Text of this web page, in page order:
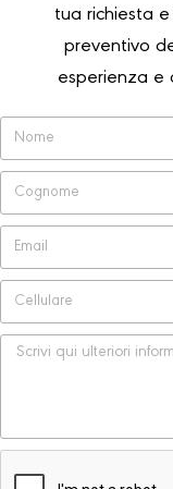
tua richiesta
preventivo
esperienza e